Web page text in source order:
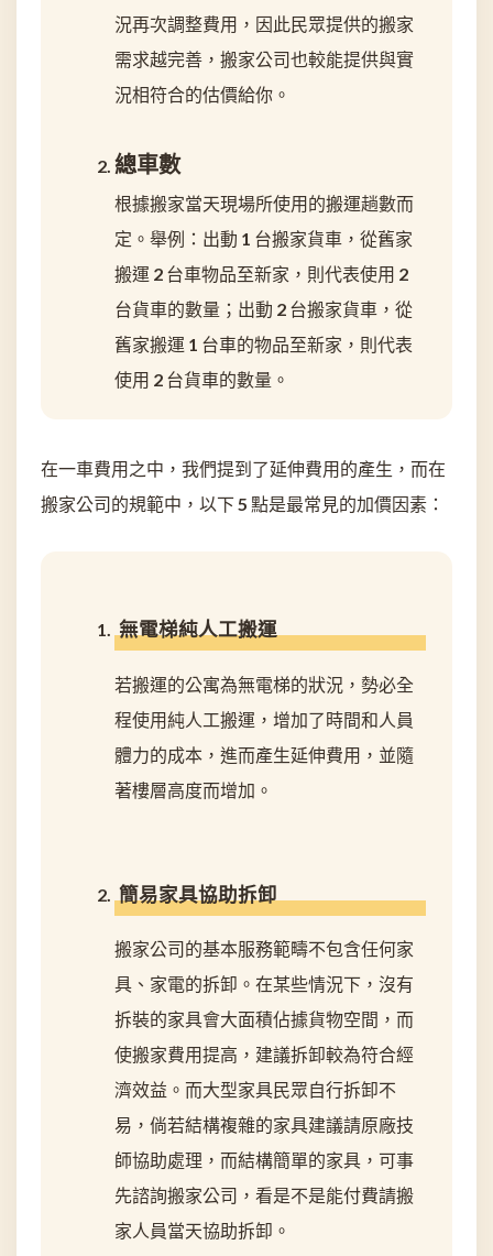
況再次調整費用，因此民眾提供的搬家
需求越完善，搬家公司也較能提供與實
況相符合的估價給你。
總車數
根據搬家當天現場所使用的搬運趟數而
定。舉例：出動 1 台搬家貨車，從舊家
搬運 2 台車物品至新家，則代表使用 2
台貨車的數量；出動 2 台搬家貨車，從
舊家搬運 1 台車的物品至新家，則代表
使用 2 台貨車的數量。
在一車費用之中，我們提到了延伸費用的產生，而在
搬家公司的規範中，以下 5 點是最常見的加價因素：
無電梯純人工搬運
若搬運的公寓為無電梯的狀況，勢必全
程使用純人工搬運，增加了時間和人員
體力的成本，進而產生延伸費用，並隨
著樓層高度而增加。
簡易家具協助拆卸
搬家公司的基本服務範疇不包含任何家
具、家電的拆卸。在某些情況下，沒有
拆裝的家具會大面積佔據貨物空間，而
使搬家費用提高，建議拆卸較為符合經
濟效益。而大型家具民眾自行拆卸不
易，倘若結構複雜的家具建議請原廠技
師協助處理，而結構簡單的家具，可事
先諮詢搬家公司，看是不是能付費請搬
家人員當天協助拆卸。